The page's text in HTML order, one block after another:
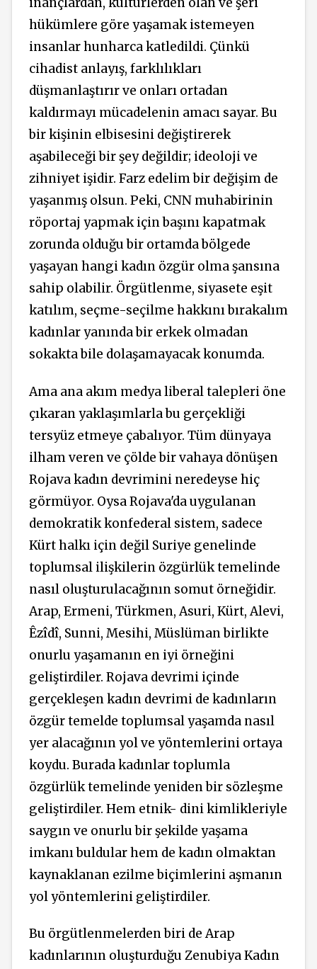
hükümlere göre yaşamak istemeyen
insanlar hunharca katledildi. Çünkü
cihadist anlayış, farklılıkları
düşmanlaştırır ve onları ortadan
kaldırmayı mücadelenin amacı sayar. Bu
bir kişinin elbisesini değiştirerek
aşabileceği bir şey değildir; ideoloji ve
zihniyet işidir. Farz edelim bir değişim de
yaşanmış olsun. Peki, CNN muhabirinin
röportaj yapmak için başını kapatmak
zorunda olduğu bir ortamda bölgede
yaşayan hangi kadın özgür olma şansına
sahip olabilir. Örgütlenme, siyasete eşit
katılım, seçme-seçilme hakkını bırakalım
kadınlar yanında bir erkek olmadan
sokakta bile dolaşamayacak konumda.
Ama ana akım medya liberal talepleri öne
çıkaran yaklaşımlarla bu gerçekliği
tersyüz etmeye çabalıyor. Tüm dünyaya
ilham veren ve çölde bir vahaya dönüşen
Rojava kadın devrimini neredeyse hiç
görmüyor. Oysa Rojava'da uygulanan
demokratik konfederal sistem, sadece
Kürt halkı için değil Suriye genelinde
toplumsal ilişkilerin özgürlük temelinde
nasıl oluşturulacağının somut örneğidir.
Arap, Ermeni, Türkmen, Asuri, Kürt, Alevi,
Êzîdî, Sunni, Mesihi, Müslüman birlikte
onurlu yaşamanın en iyi örneğini
geliştirdiler. Rojava devrimi içinde
gerçekleşen kadın devrimi de kadınların
özgür temelde toplumsal yaşamda nasıl
yer alacağının yol ve yöntemlerini ortaya
koydu. Burada kadınlar toplumla
özgürlük temelinde yeniden bir sözleşme
geliştirdiler. Hem etnik- dini kimlikleriyle
saygın ve onurlu bir şekilde yaşama
imkanı buldular hem de kadın olmaktan
kaynaklanan ezilme biçimlerini aşmanın
yol yöntemlerini geliştirdiler.
Bu örgütlenmelerden biri de Arap
kadınlarının oluşturduğu Zenubiya Kadın